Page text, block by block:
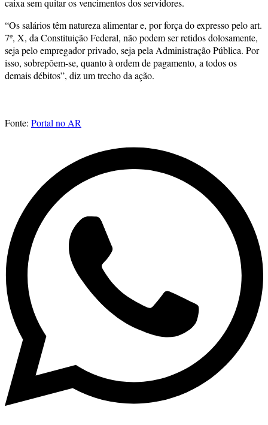
“Os salários têm natureza alimentar e, por força do expresso pelo art.
7º, X, da Constituição Federal, não podem ser retidos dolosamente,
seja pelo empregador privado, seja pela Administração Pública. Por
isso, sobrepõem-se, quanto à ordem de pagamento, a todos os
demais débitos”, diz um trecho da ação.
Fonte: Portal no AR